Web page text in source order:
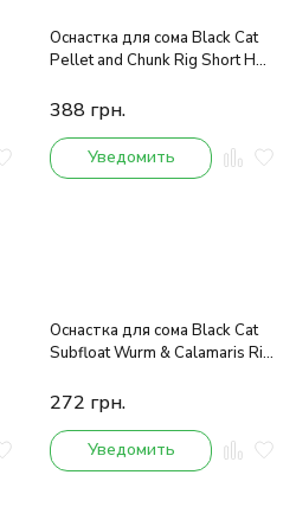
Оснастка для сома Black Cat
Pellet and Chunk Rig Short Hair
388 грн.
Уведомить
Оснастка для сома Black Cat
Subfloat Wurm & Calamaris Rig
272 грн.
Уведомить